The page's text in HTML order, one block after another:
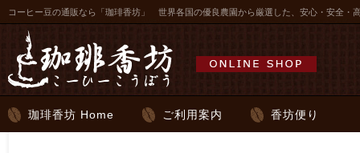
コーヒー豆の通販なら「珈琲香坊」 世界各国の優良農園から厳選した、安心・安全・
珈琲香坊 Home ご利用案内 香坊便り